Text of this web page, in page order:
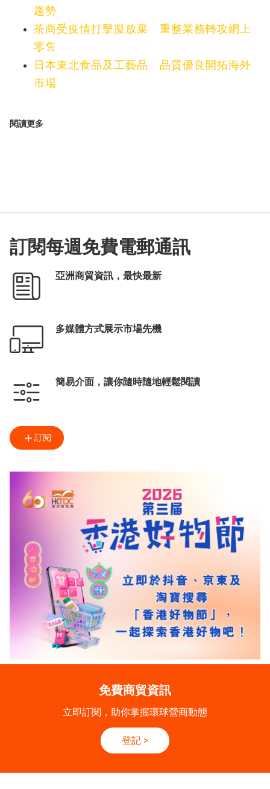
趨勢
茶商受疫情打擊擬放棄 重整業務轉攻網上
零售
日本東北食品及工藝品 品質優良開拓海外
市場
閱讀更多
訂閱每週免費電郵通訊
亞洲商貿資訊，最快最新
多媒體方式展示市場先機
簡易介面，讓你隨時隨地輕鬆閱讀
訂閱
免費商貿資訊
立即訂閱，助你掌握環球營商動態
登記 >